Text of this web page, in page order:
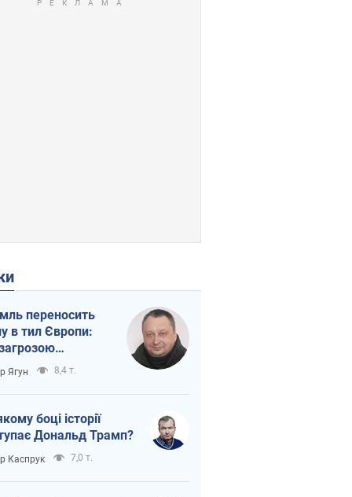
переносить
в тил Європи:
логістика
Ягун 8,4 т.
боці історії
Дональд Трамп?
Каспрук 7,0 т.